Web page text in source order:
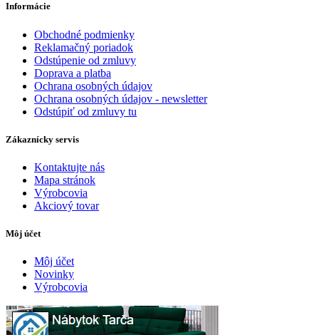
Informácie
Obchodné podmienky
Reklamačný poriadok
Odstúpenie od zmluvy
Doprava a platba
Ochrana osobných údajov
Ochrana osobných údajov - newsletter
Odstúpiť od zmluvy tu
Zákaznícky servis
Kontaktujte nás
Mapa stránok
Výrobcovia
Akciový tovar
Môj účet
Môj účet
Novinky
Výrobcovia